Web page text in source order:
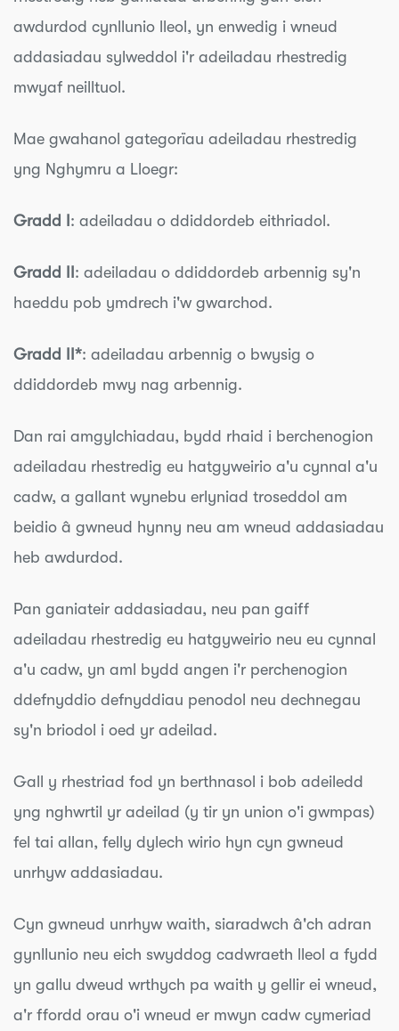
awdurdod cynllunio lleol, yn enwedig i wneud
addasiadau sylweddol i'r adeiladau rhestredig
mwyaf neilltuol.
Mae gwahanol gategorïau adeiladau rhestredig
yng Nghymru a Lloegr:
Gradd I : adeiladau o ddiddordeb eithriadol.
Gradd II : adeiladau o ddiddordeb arbennig sy'n
haeddu pob ymdrech i'w gwarchod.
Gradd II*: adeiladau arbennig o bwysig o
ddiddordeb mwy nag arbennig.
Dan rai amgylchiadau, bydd rhaid i berchenogion
adeiladau rhestredig eu hatgyweirio a'u cynnal a'u
cadw, a gallant wynebu erlyniad troseddol am
beidio â gwneud hynny neu am wneud addasiadau
heb awdurdod.
Pan ganiateir addasiadau, neu pan gaiff
adeiladau rhestredig eu hatgyweirio neu eu cynnal
a'u cadw, yn aml bydd angen i'r perchenogion
ddefnyddio defnyddiau penodol neu dechnegau
sy'n briodol i oed yr adeilad.
Gall y rhestriad fod yn berthnasol i bob adeiledd
yng nghwrtil yr adeilad (y tir yn union o'i gwmpas)
fel tai allan, felly dylech wirio hyn cyn gwneud
unrhyw addasiadau.
Cyn gwneud unrhyw waith, siaradwch â'ch adran
gynllunio neu eich swyddog cadwraeth lleol a fydd
yn gallu dweud wrthych pa waith y gellir ei wneud,
a'r ffordd orau o'i wneud er mwyn cadw cymeriad